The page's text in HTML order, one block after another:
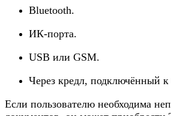
Bluetooth.
ИК-порта.
USB или GSM.
Через кредл, подключённый
Если пользователю необходима